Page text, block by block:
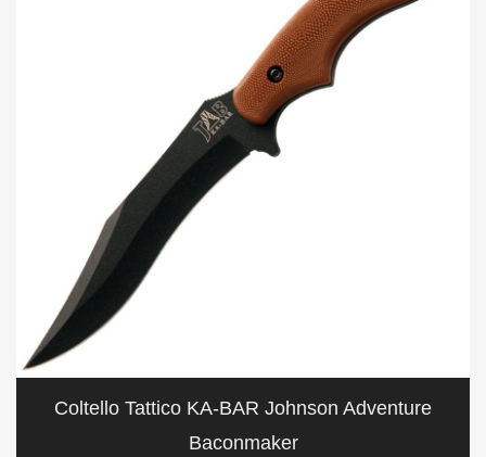
Coltello Tattico KA-BAR Johnson Adventure
Baconmaker